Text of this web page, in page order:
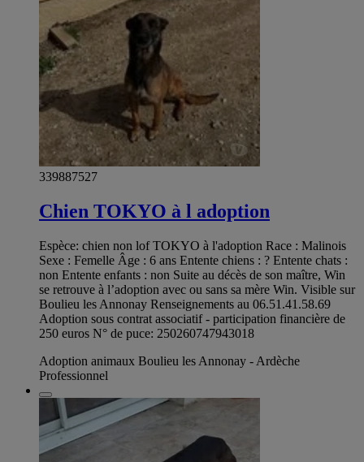
339887527
Chien TOKYO à l adoption
Espèce: chien non lof TOKYO à l'adoption Race : Malinois
Sexe : Femelle Âge : 6 ans Entente chiens : ? Entente chats :
non Entente enfants : non Suite au décès de son maître, Win
se retrouve à l’adoption avec ou sans sa mère Win. Visible sur
Boulieu les Annonay Renseignements au 06.51.41.58.69
Adoption sous contrat associatif - participation financière de
250 euros N° de puce: 250260747943018
Adoption animaux Boulieu les Annonay - Ardèche
Professionnel